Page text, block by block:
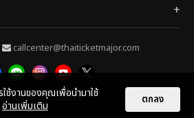
callcenter@thaiticketmajor.com
2026ไทยทิคเก็ตเมเจอร์
ช้งานของคุณเพื่อนำมาใช้
อ่านเพิ่มเติม ตกลง